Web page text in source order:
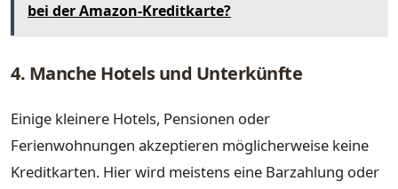
bei der Amazon-Kreditkarte?
4. Manche Hotels und Unterkünfte
Einige kleinere Hotels, Pensionen oder
Ferienwohnungen akzeptieren möglicherweise keine
Kreditkarten. Hier wird meistens eine Barzahlung oder